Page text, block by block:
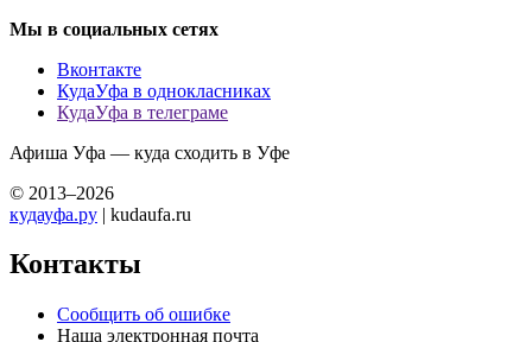
Мы в социальных сетях
Вконтакте
КудаУфа в однокласниках
КудаУфа в телеграме
Афиша Уфа — куда сходить в Уфе
© 2013–2026
кудауфа.ру | kudaufa.ru
Контакты
Сообщить об ошибке
Наша электронная почта